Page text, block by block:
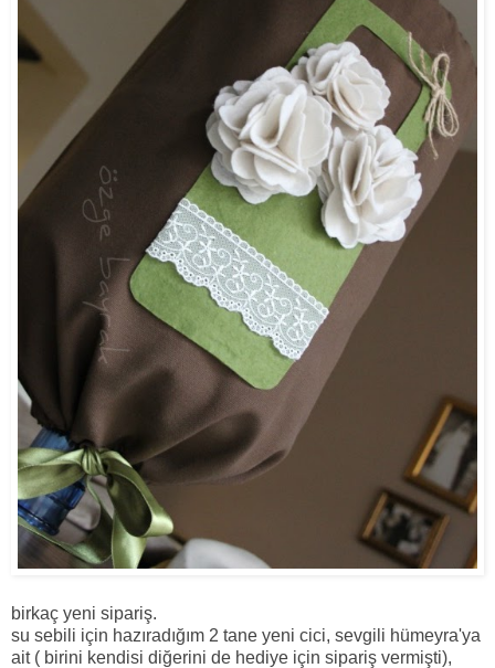
birkaç yeni sipariş.
su sebili için hazıradığım 2 tane yeni cici, sevgili hümeyra'ya
ait ( birini kendisi diğerini de hediye için sipariş vermişti),